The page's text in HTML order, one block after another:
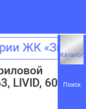
Каталог
Поиск
ЖК
LIVID, 60